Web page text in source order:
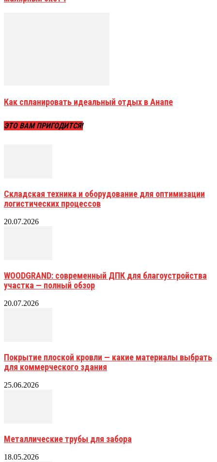
Как спланировать идеальный отдых в Анапе
ЭТО ВАМ ПРИГОДИТСЯ!
Складская техника и оборудование для оптимизации
логистических процессов
20.07.2026
WOODGRAND: современный ДПК для благоустройства
участка — полный обзор
20.07.2026
Покрытие плоской кровли — какие материалы выбрать
для коммерческого здания
25.06.2026
Металлические трубы для забора
18.05.2026